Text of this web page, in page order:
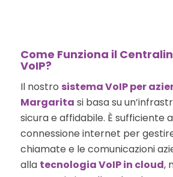
Come Funziona il
VoIP?
Il nostro sistema VoIP per
Margarita si basa su
sicura e affidabile. È sufficiente
connessione internet per
chiamate e le comunicazioni
alla tecnologia VoIP in cloud,